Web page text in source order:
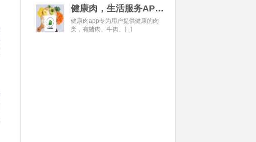
健康肉，生活服务APP开发经典案例
健康肉app专为用户提供健康的肉
类，有猪肉、牛肉、[...]